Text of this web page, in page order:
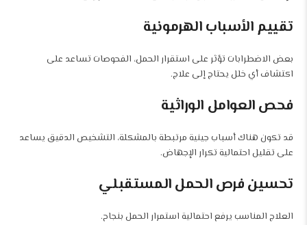
تقييم الأسباب الهرمونية
بعض الاضطرابات تؤثر على استقرار الحمل، الفحوصات تساعد على
اكتشاف أي خلل يحتاج إلى علاج.
فحص العوامل الوراثية
قد تكون هناك أسباب جينية مرتبطة بالمشكلة، التشخيص الدقيق يساعد
على تقليل احتمالية تكرار الإجهاض.
تحسين فرص الحمل المستقبلي
العلاج المناسب يرفع احتمالية استمرار الحمل بنجاح.